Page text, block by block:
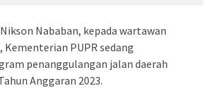
Nababan, kepada wartawan
Kementerian PUPR sedang
penanggulangan jalan daerah
Anggaran 2023.